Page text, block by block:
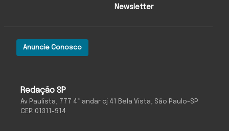
Redação SP
Av Paulista, 777 4º andar cj 41 Bela Vista, São Paulo-SP
CEP: 01311-914
Anuncie Conosco
Newsletter